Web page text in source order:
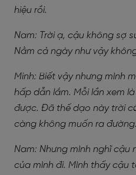
hiệu rồi.
Nam: Trời ạ, cậu không sợ
Nằm cả ngày như vậy
Minh: Biết vậy nhưng mình
hấp dẫn lắm. Mỗi lần xem
được. Đã thế dạo này trời
càng không muốn ra đường.
Nam: Nhưng mình nghĩ cậu
của mình đi. Mình thấy cậu